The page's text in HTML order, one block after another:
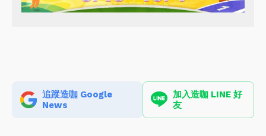
追蹤造咖 Google
News
加入造咖 LINE 好
友